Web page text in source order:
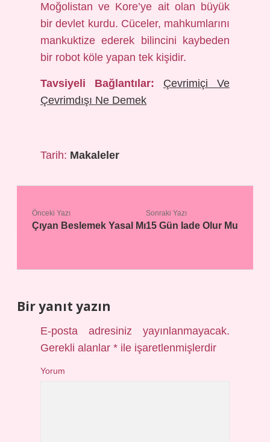
Moğolistan ve Kore’ye ait olan büyük
bir devlet kurdu. Cüceler, mahkumlarını
mankuktize ederek bilincini kaybeden
bir robot köle yapan tek kişidir.
Tavsiyeli Bağlantılar:
Çevrimiçi Ve
Çevrimdışı Ne Demek
Tarih: Makaleler
Önceki Yazı
Çıyan Beslemek Yasal Mı
Sonraki Yazı
15 Gün Iade Olur Mu
Bir yanıt yazın
E-posta adresiniz yayınlanmayacak.
Gerekli alanlar* ile işaretlenmişlerdir
Yorum